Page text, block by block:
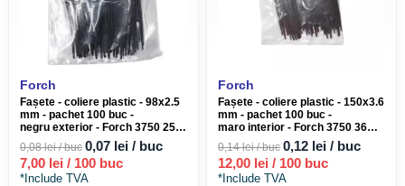
Forch
Fașete - coliere plastic - 98x2.5
mm - pachet 100 buc -
negru exterior - Forch 3750 25
102
0,08 lei / buc 0,07 lei / buc
7,00 lei / 100 buc
*Include TVA
Forch
Fașete - coliere plastic - 150x3.6
mm - pachet 100 buc -
maro interior - Forch 3750 36
150 6
0,14 lei / buc 0,12 lei / buc
12,00 lei / 100 buc
*Include TVA